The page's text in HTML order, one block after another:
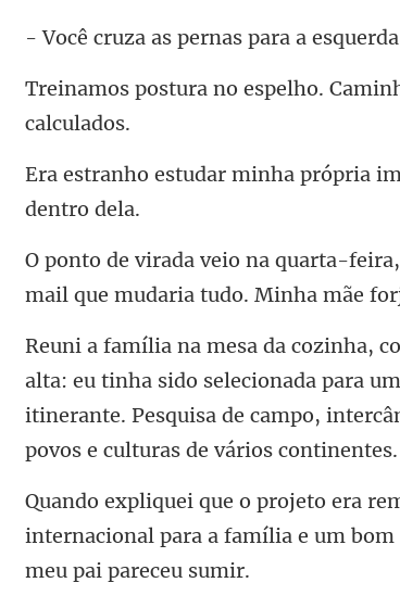
ara a
rópria
mail que mudaria
lecionada para
itinerante. Pesquisa de campo,
internacional para a família e um bom